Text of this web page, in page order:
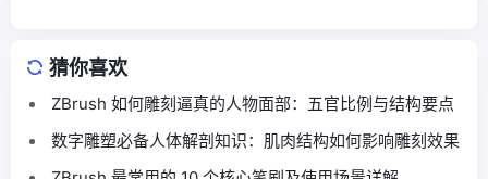
猜你喜欢
ZBrush 如何雕刻逼真的人物面部：五官比例与结构要点
数字雕塑必备人体解剖知识：肌肉结构如何影响雕刻效果